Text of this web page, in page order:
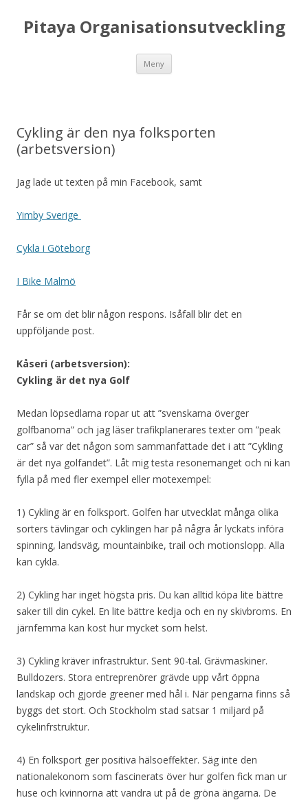
Pitaya Organisationsutveckling
Meny
Cykling är den nya folksporten
(arbetsversion)
Jag lade ut texten på min Facebook, samt
Yimby Sverige
Cykla i Göteborg
I Bike Malmö
Får se om det blir någon respons. Isåfall blir det en
uppföljande post.
Kåseri (arbetsversion):
Cykling är det nya Golf
Medan löpsedlarna ropar ut att ”svenskarna överger
golfbanorna” och jag läser trafikplanerares texter om ”peak
car” så var det någon som sammanfattade det i att ”Cykling
är det nya golfandet”. Låt mig testa resonemanget och ni kan
fylla på med fler exempel eller motexempel:
1) Cykling är en folksport. Golfen har utvecklat många olika
sorters tävlingar och cyklingen har på några år lyckats införa
spinning, landsväg, mountainbike, trail och motionslopp. Alla
kan cykla.
2) Cykling har inget högsta pris. Du kan alltid köpa lite bättre
saker till din cykel. En lite bättre kedja och en ny skivbroms. En
järnfemma kan kost hur mycket som helst.
3) Cykling kräver infrastruktur. Sent 90-tal. Grävmaskiner.
Bulldozers. Stora entreprenörer grävde upp vårt öppna
landskap och gjorde greener med hål i. När pengarna finns så
byggs det stort. Och Stockholm stad satsar 1 miljard på
cykelinfrstruktur.
4) En folksport ger positiva hälsoeffekter. Säg inte den
nationalekonom som fascinerats över hur golfen fick man ur
huse och kvinnorna att vandra ut på de gröna ängarna. De